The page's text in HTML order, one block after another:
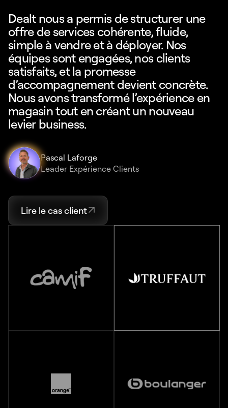
Dealt nous a permis de structurer une
offre de services cohérente, fluide,
simple à vendre et à déployer. Nos
équipes sont engagées, nos clients
satisfaits, et la promesse
d’accompagnement devient concrète.
Nous avons transformé l’expérience en
magasin tout en créant un nouveau
levier business.
Pascal Laforge
Leader Expérience Clients
Lire le cas client